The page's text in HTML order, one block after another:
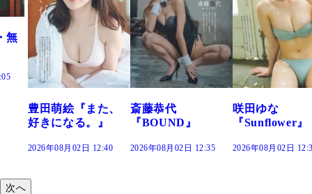
た、
斎藤恭代
『BOUND』
2026年08月02日 12:35
咲田ゆな
『Sunflower』
2026年08月02日 12:30
藤水咲桜『
だまり』
2026年08月02日
次へ